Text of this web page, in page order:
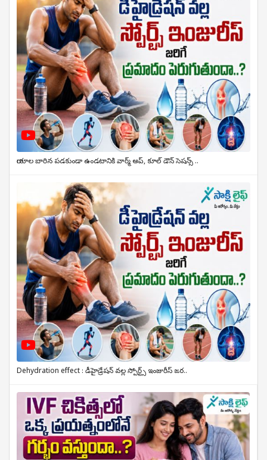
గాయాల బారిన పడకుండా ఉండటానికి వార్మ్ అప్, కూల్ డౌన్ సెషన్స్ ..
Dehydration effect : డీహైడ్రేషన్ వల్ల స్పోర్ట్స్ ఇంజురీస్ జర..